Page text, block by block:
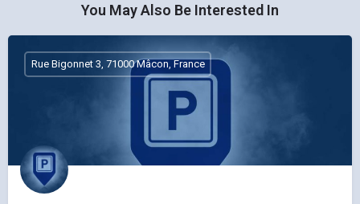
You May Also Be Interested In
Rue Bigonnet 3, 71000 Mâcon, France